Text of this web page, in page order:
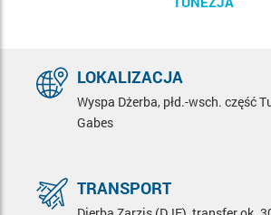
LOKALIZACJA
Wyspa Dżerba, płd.-wsch. część
Gabes
TRANSPORT